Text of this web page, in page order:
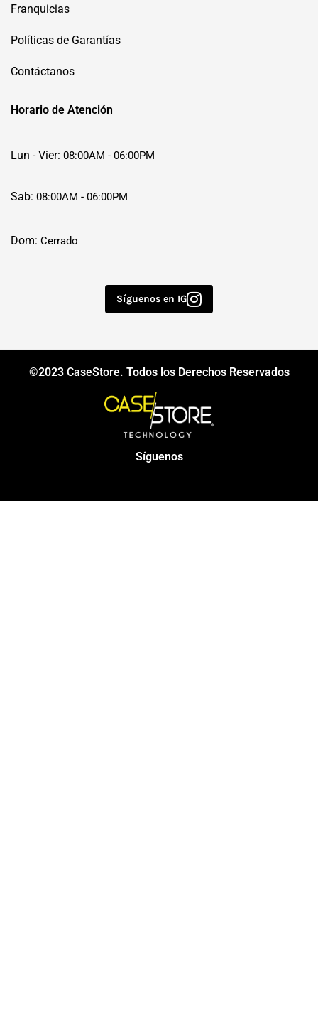
Franquicias
Políticas de Garantías
Contáctanos
Horario de Atención
Lun - Vier: 08:00AM - 06:00PM
Sab: 08:00AM - 06:00PM
Dom: Cerrado
Síguenos en IG
©2023 CaseStore. Todos los Derechos Reservados
Síguenos